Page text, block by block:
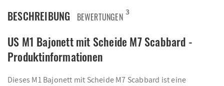
BESCHREIBUNG BEWERTUNGEN 3
US M1 Bajonett mit Scheide M7 Scabbard -
Produktinformationen
Dieses M1 Bajonett mit Scheide M7 Scabbard ist eine